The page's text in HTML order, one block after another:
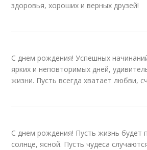
здоровья, хороших и верных друзей!
С днем рождения! Успешных
ярких и неповторимых дней,
жизни. Пусть всегда хватает любви,
С днем рождения! Пусть жизнь будет
солнце, ясной. Пусть чудеса